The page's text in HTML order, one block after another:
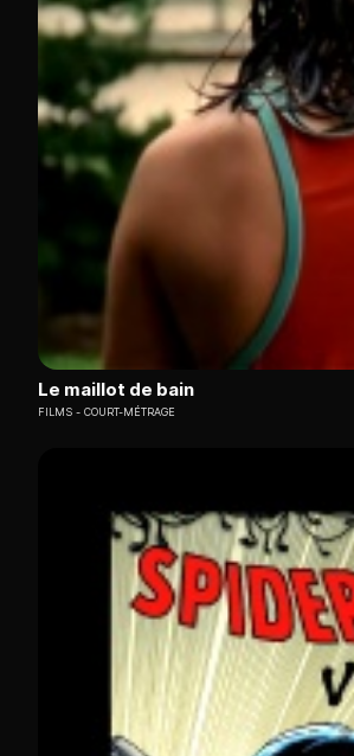
Le maillot de bain
FILMS COURT-MÉTRAGE